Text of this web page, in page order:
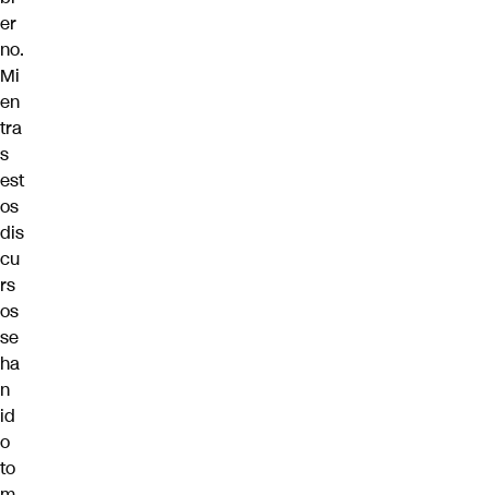
er
no.
Mi
en
tra
s
est
os
dis
cu
rs
os
se
ha
n
id
o
to